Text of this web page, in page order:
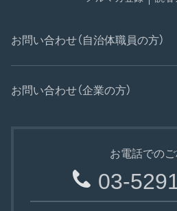
お問い合わせ（自治体職員の方）
お問い合わせ（企業の方）
お電話での
03-